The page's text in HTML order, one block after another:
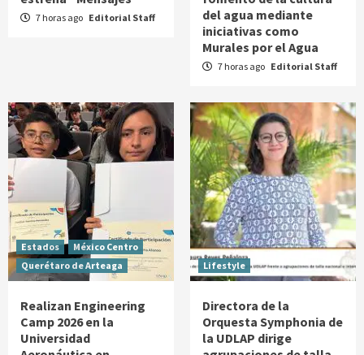
7 horas ago Editorial Staff
del agua mediante
iniciativas como
Murales por el Agua
7 horas ago Editorial Staff
Estados
México Centro
Querétaro de Arteaga
Realizan Engineering
Camp 2026 en la
Universidad
Lifestyle
Directora de la
Orquesta Symphonia de
la UDLAP dirige